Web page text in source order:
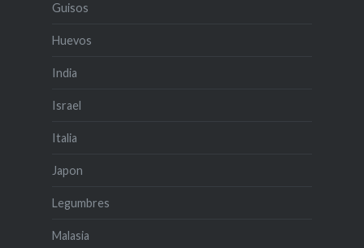
Guisos
Huevos
India
Israel
Italia
Japon
Legumbres
Malasia